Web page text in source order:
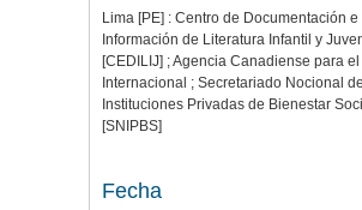
Lima [PE] : Centro de Documentación e
Información de Literatura Infantil y
[CEDILIJ] ; Agencia Canadiense para
Internacional ; Secretariado Nocional de
Instituciones Privadas de Bienestar
[SNIPBS]
Fecha